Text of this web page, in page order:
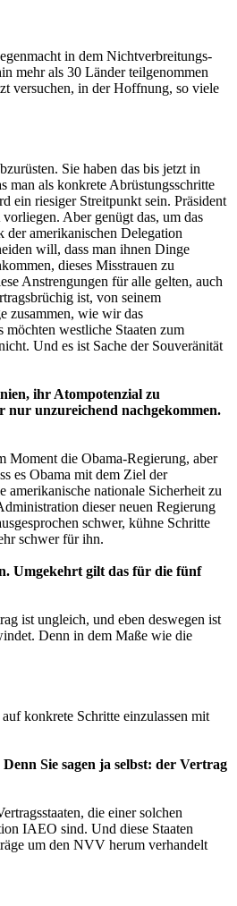
in dem Nichtverbreitungs-
mehr als 30 Länder teilgenommen
versuchen, in der Hoffnung, so viele
Sie haben das bis jetzt in
man als konkrete Abrüstungsschritte
ein riesiger Streitpunkt sein. Präsident
Aber genügt das, um das
der amerikanischen Delegation
will, dass man ihnen Dinge
dieses Misstrauen zu
Anstrengungen für alle gelten, auch
ist, von seinem
zusammen, wie wir das
westliche Staaten zum
Und es ist Sache der Souveränität
ihr Atompotenzial zu
nur unzureichend nachgekommen.
Moment die Obama-Regierung, aber
es Obama mit dem Ziel der
amerikanische nationale Sicherheit zu
dieser neuen Regierung
schwer, kühne Schritte
schwer für ihn.
Umgekehrt gilt das für die fünf
ist ungleich, und eben deswegen ist
Denn in dem Maße wie die
konkrete Schritte einzulassen mit
Sie sagen ja selbst: der Vertrag
die einer solchen
IAEO sind. Und diese Staaten
um den NVV herum verhandelt